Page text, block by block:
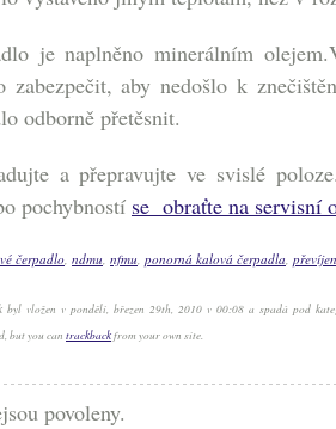
je naplněno minerálním
zabezpečit, aby nedošlo k
odborně přetěsnit.
a přepravujte ve svislé
pochybností se obraťte na servisní
čerpadlo, ndmu, nfmu, ponorná kalová čerpadla,
byl vložen v pondělí, březen 29th, 2010 v 00:08 a spadá pod
but you can trackbackfrom your own site.
povoleny.